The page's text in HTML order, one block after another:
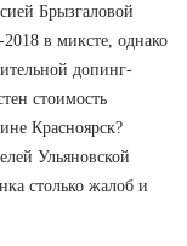
Брызгаловой
в миксте, однако
допинг-
стоимость
Красноярск?
Ульяновской
столько жалоб и